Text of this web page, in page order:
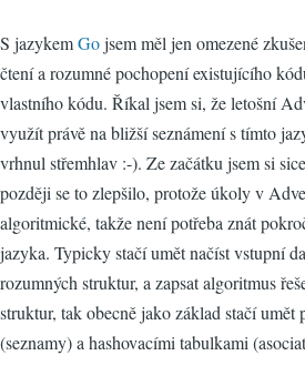
S jazykemGojsem měl jen omezené
čtení a rozumné pochopení existujícího
vlastního kódu. Říkal jsem si, že letošní
využít právě na bližší seznámení s tímto
vrhnul střemhlav :-). Ze začátku jsem si
později se to zlepšilo, protože úkoly v
algoritmické, takže není potřeba znát
jazyka. Typicky stačí umět načíst vstupní
rozumných struktur, a zapsat algoritmus
struktur, tak obecně jako základ stačí umět
(seznamy) a hashovacími tabulkami